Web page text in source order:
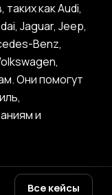
как Audi,
Jaguar, Jeep,
Benz,
Они помогут
и
Все кейсы